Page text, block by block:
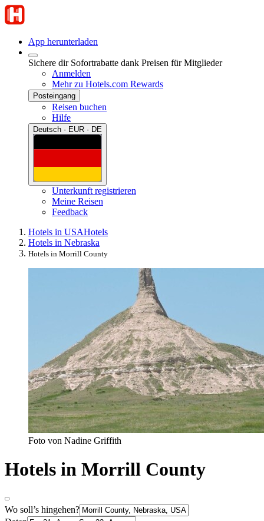
App herunterladen
Sichere dir Sofortrabatte dank Preisen für Mitglieder
Anmelden
Mehr zu Hotels.com Rewards
Posteingang
Reisen buchen
Hilfe
Deutsch · EUR · DE
Unterkunft registrieren
Meine Reisen
Feedback
Hotels in USAHotels
Hotels in Nebraska
Hotels in Morrill County
Foto von Nadine Griffith
Hotels in Morrill County
Wo soll’s hingehen?